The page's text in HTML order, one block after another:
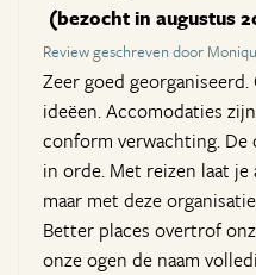
(bezocht in augustus
Review geschreven door
Zeer goed
ideëen. Accomodaties
conform verwachting. De
in orde. Met reizen laat
maar met deze
Better places overtrof
onze ogen de naam